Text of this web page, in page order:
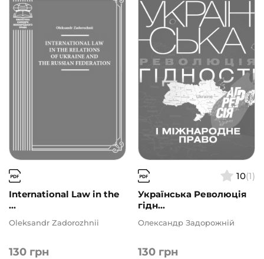
International Law in the
...
130 грн
Oleksandr Zadorozhnii
10(1)
Українська Революція
гідн...
130 грн
Олександр Задорожній